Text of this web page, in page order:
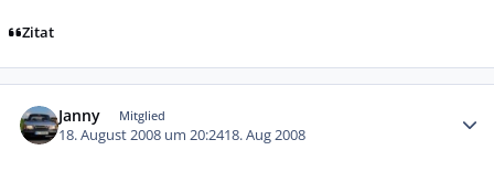
Zitat
Janny Mitglied
18. August 2008 um 20:2418. Aug 2008